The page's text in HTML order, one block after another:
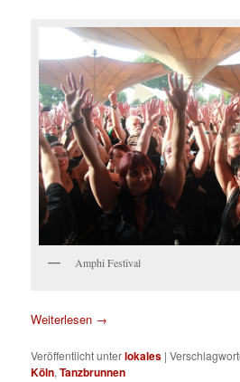
Amphi Festival
Weiterlesen →
Veröffentlicht unterlokales |
Köln,Tanzbrunnen